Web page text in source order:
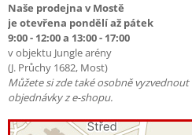
Naše prodejna v Mostě
je otevřena pondělí až pátek
9:00 - 12:00 a 13:00 - 17:00
v objektu Jungle arény
(J. Průchy 1682, Most)
Můžete si zde také osobně vyzvednout
objednávky z e-shopu.